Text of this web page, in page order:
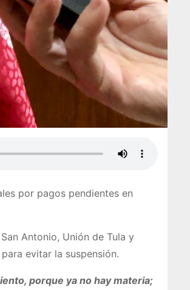
por pagos pendientes en
Antonio, Unión de Tula y
evitar la suspensión.
porque ya no hay materia;